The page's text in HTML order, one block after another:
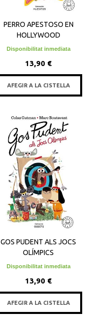
PERRO APESTOSO EN
HOLLYWOOD
Disponibilitat inmediata
13,90 €
AFEGIR A LA CISTELLA
GOS PUDENT ALS JOCS
OLÍMPICS
Disponibilitat inmediata
13,90 €
AFEGIR A LA CISTELLA